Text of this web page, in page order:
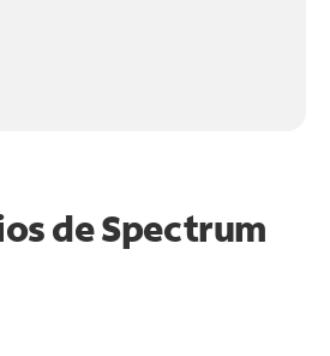
de Spectrum